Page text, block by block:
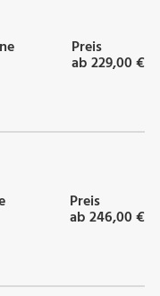
Preis
ab 229,00 €
Preis
ab 246,00 €